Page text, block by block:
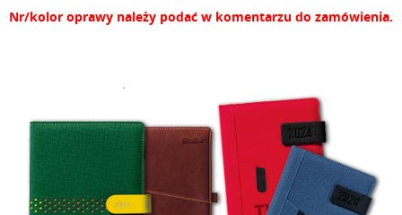
Nr/kolor oprawy należy podać w komentarzu do zamówienia.